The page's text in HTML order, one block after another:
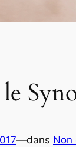
—dans Non